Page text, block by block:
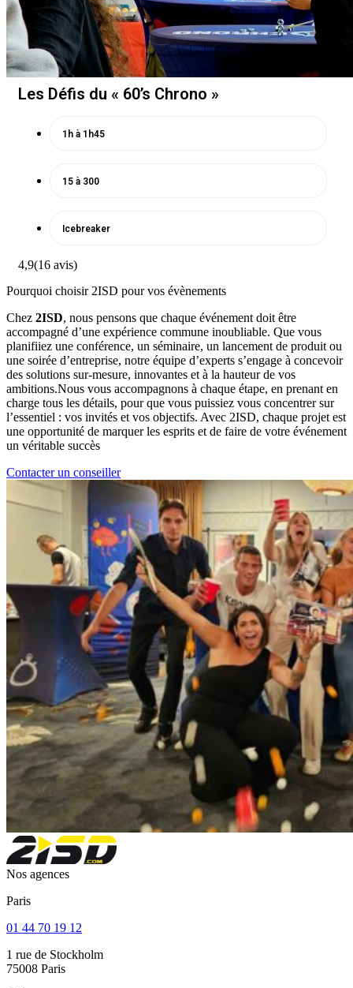
Les Défis du « 60’s Chrono »
1h à 1h45
15 à 300
Icebreaker
4,9(16 avis)
Pourquoi choisir 2ISD pour vos évènements
Chez 2ISD, nous pensons que chaque événement doit être
accompagné d’une expérience commune inoubliable. Que vous
planifiiez une conférence, un séminaire, un lancement de produit ou
une soirée d’entreprise, notre équipe d’experts s’engage à concevoir
des solutions sur-mesure, innovantes et à la hauteur de vos
ambitions.Nous vous accompagnons à chaque étape, en prenant en
charge tous les détails, pour que vous puissiez vous concentrer sur
l’essentiel : vos invités et vos objectifs. Avec 2ISD, chaque projet est
une opportunité de marquer les esprits et de faire de votre événement
un véritable succès
Contacter un conseiller
Nos agences
Paris
01 44 70 19 12
1 rue de Stockholm
75008 Paris